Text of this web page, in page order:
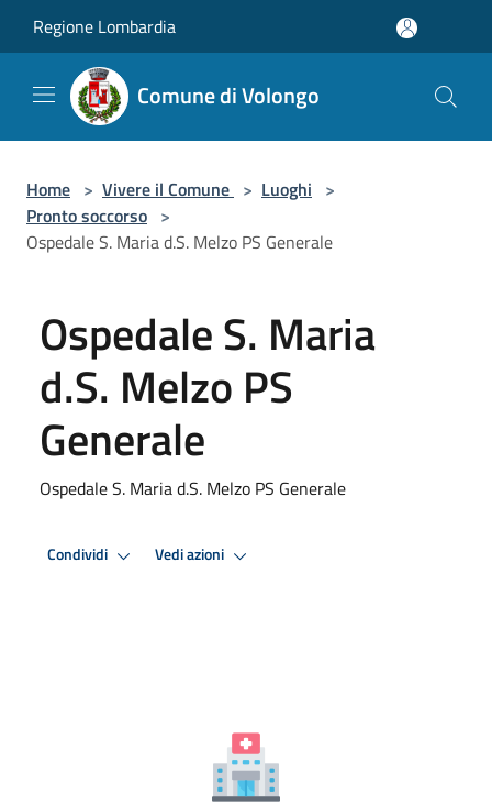
Regione Lombardia
Comune di Volongo
Home > Vivere il Comune > Luoghi >
Pronto soccorso >
Ospedale S. Maria d.S. Melzo PS Generale
Ospedale S. Maria
d.S. Melzo PS
Generale
Ospedale S. Maria d.S. Melzo PS Generale
Condividi Vedi azioni